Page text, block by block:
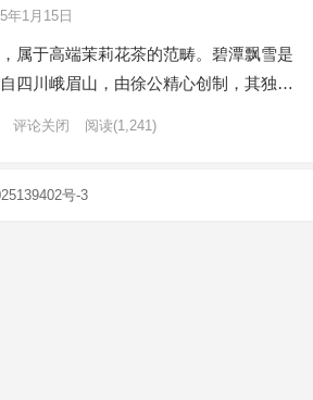
年1月15日
属于高端茉莉花茶的范畴。碧潭飘雪是
四川峨眉山，由徐公精心创制，其独…
评论关闭 阅读(1,241)
号-3